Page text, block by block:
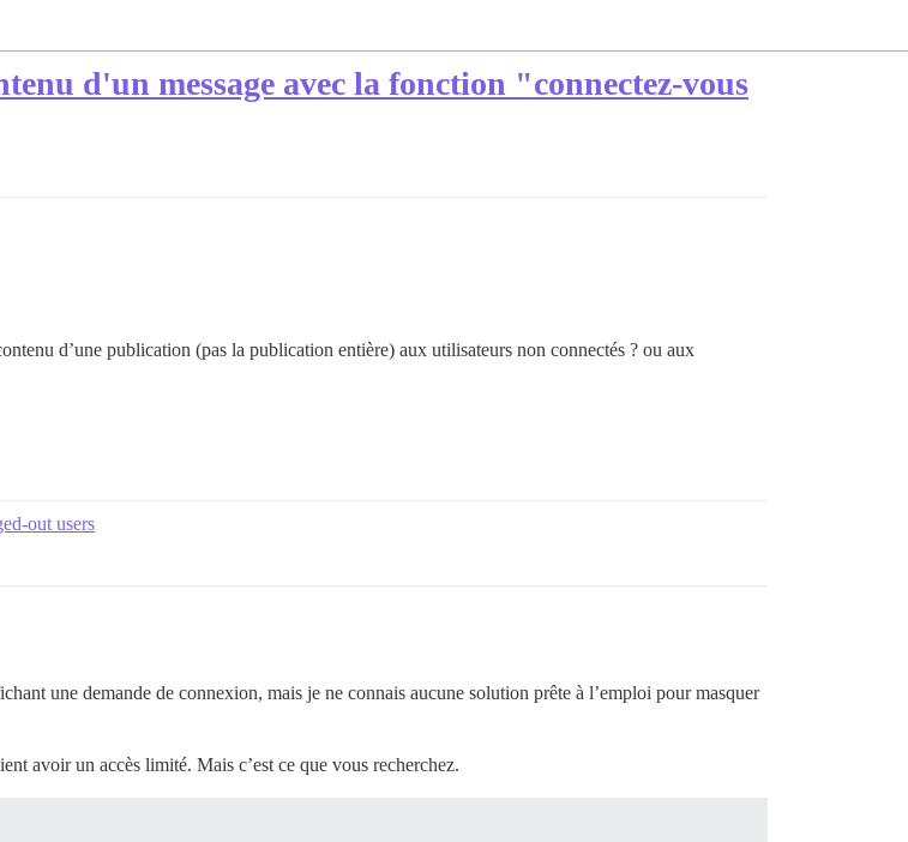
d'un message avec la fonction "connectez-vous
d’une publication (pas la publication entière) aux utilisateurs non connectés ? ou aux
out users
une demande de connexion, mais je ne connais aucune solution prête à l’emploi pour masquer
avoir un accès limité. Mais c’est ce que vous recherchez.